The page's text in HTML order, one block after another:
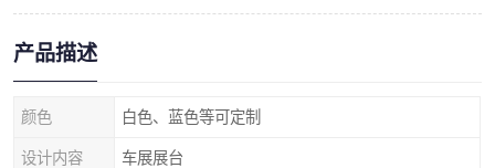
产品描述
颜色 白色、蓝色等可定制
设计内容 车展展台